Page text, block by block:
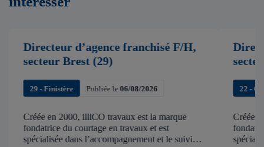
Directeur d’agence franchisé F/H,
secteur Brest (29)
29 - Finistère Publiée le06/08/2026
Créée en 2000, illiCO travaux est la marque
fondatrice du courtage en travaux et est
spécialisée dans l’accompagnement et le suivi
22 -
Créée